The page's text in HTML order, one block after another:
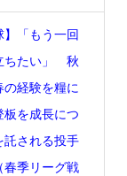
】「もう一回
ちたい」 秋
の経験を糧に
板を成長につ
託される投手
春季リーグ戦